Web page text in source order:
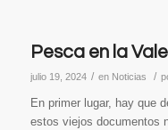
Pesca en la
julio 19, 2024 / en Noticias /
En primer lugar, hay que
estos viejos documentos